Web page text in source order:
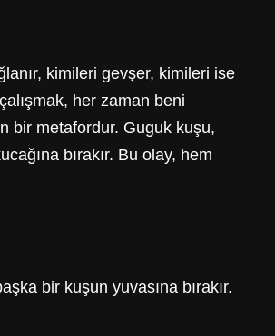
kimileri gevşer, kimileri ise
her zaman beni
bir metafordur. Guguk kuşu,
bırakır. Bu olay, hem
bir kuşun yuvasına bırakır.